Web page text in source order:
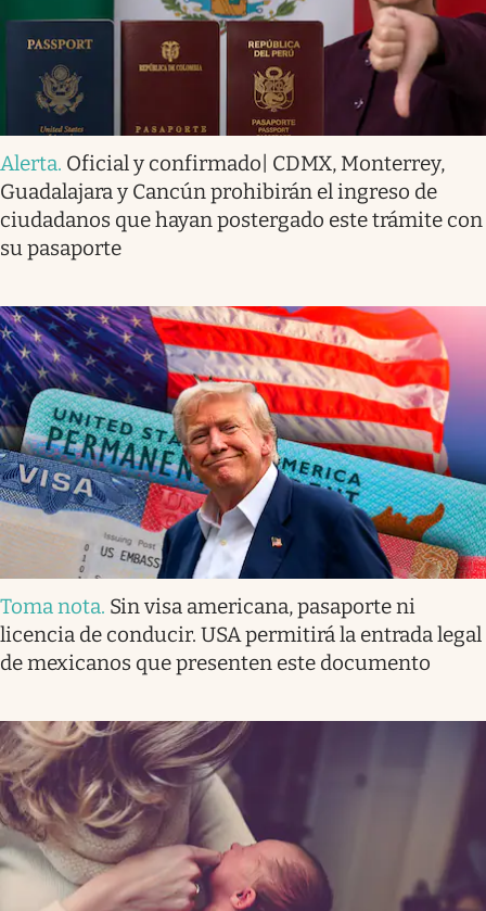
Alerta. Oficial y confirmado| CDMX, Monterrey,
Guadalajara y Cancún prohibirán el ingreso de
ciudadanos que hayan postergado este trámite con
su pasaporte
Toma nota. Sin visa americana, pasaporte ni
licencia de conducir. USA permitirá la entrada legal
de mexicanos que presenten este documento